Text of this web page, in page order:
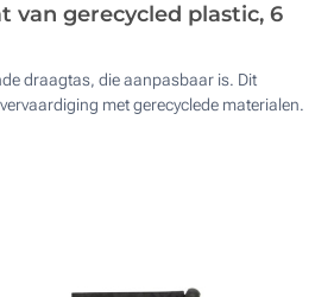
van gerecycled plastic, 6
draagtas, die aanpasbaar is. Dit
met gerecyclede materialen.